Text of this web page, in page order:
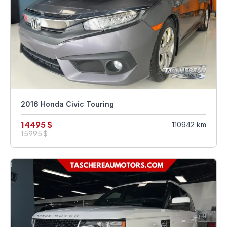
2016 Honda Civic Touring
14495 $
15995 $
110942 km